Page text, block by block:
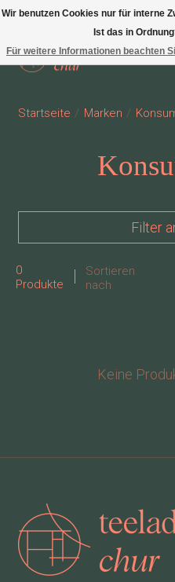
Startseite / Marken /
Filter
0
Produkte
Sortieren
nach
Keine
Wir benutzen Cookies nur für interne
Ist das in
Für weitere Informationen beachten